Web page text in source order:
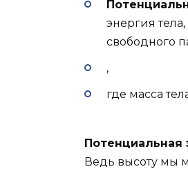
энергия
свободного
,
где масса
Потенциальная
Ведь высоту мы